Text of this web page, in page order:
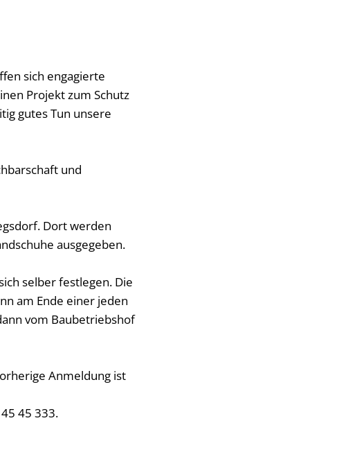
sich engagierte
Projekt zum Schutz
gutes Tun unsere
und
Dort werden
ausgegeben.
selber festlegen. Die
am Ende einer jeden
vom Baubetriebshof
Anmeldung ist
45 333.